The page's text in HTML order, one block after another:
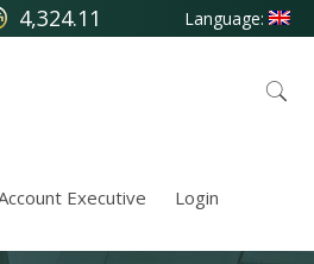
Language:
4,324.11
Executive Login